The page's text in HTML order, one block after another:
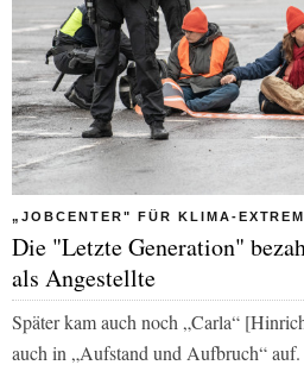
„JOBCENTER" FÜR KLIMA-
Die "Letzte Generation"
als Angestellte
Später kam auch noch „Carla“
auch in „Aufstand und Aufbruch“